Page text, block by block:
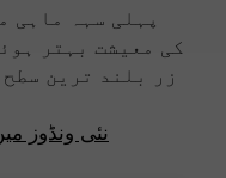
پہلی سہہ ماہی
کی معیشت بہتر
زر بلند ترین
نئی ونڈوز